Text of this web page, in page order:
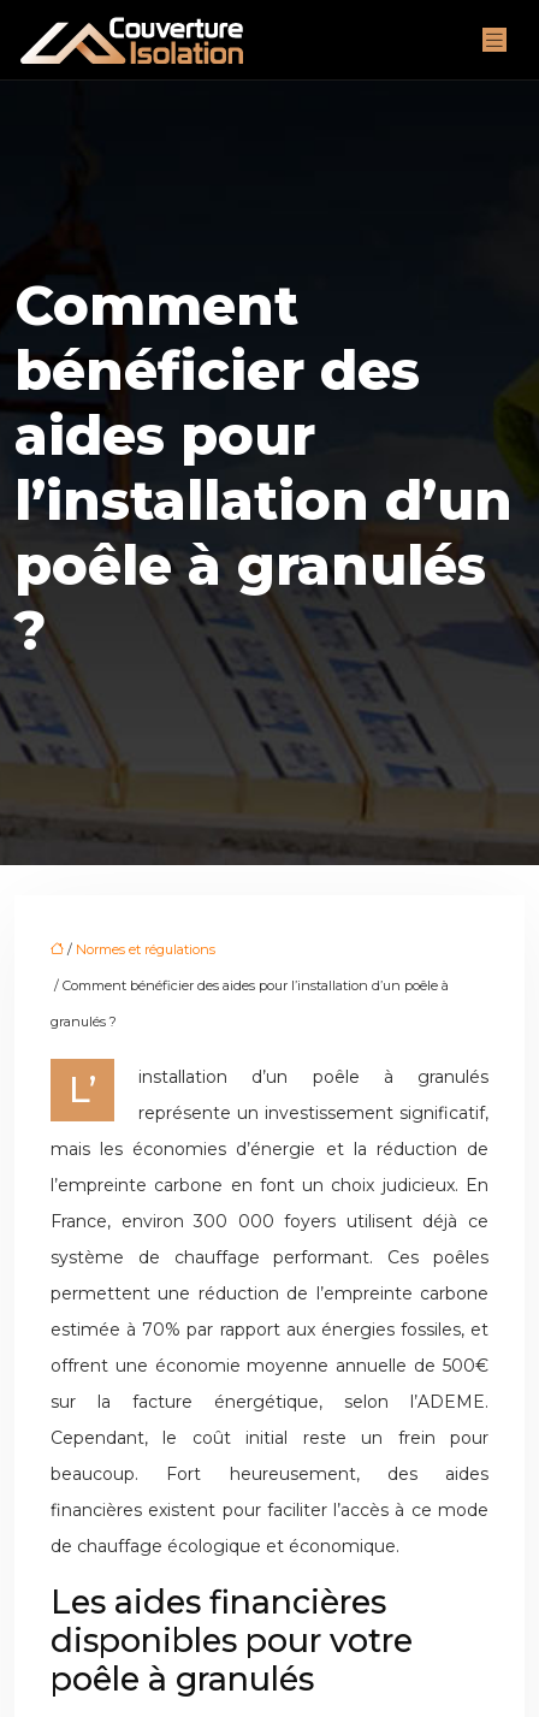
Comment
bénéficier des
aides pour
l’installation d’un
poêle à granulés
?
/ Normes et régulations
/ Comment bénéficier des aides pour l’installation d’un poêle à
granulés ?
L’installation d’un poêle à granulés
représente un investissement significatif,
mais les économies d’énergie et la réduction de
l’empreinte carbone en font un choix judicieux. En
France, environ 300 000 foyers utilisent déjà ce
système de chauffage performant. Ces poêles
permettent une réduction de l’empreinte carbone
estimée à 70% par rapport aux énergies fossiles, et
offrent une économie moyenne annuelle de 500€
sur la facture énergétique, selon l’ADEME.
Cependant, le coût initial reste un frein pour
beaucoup. Fort heureusement, des aides
financières existent pour faciliter l’accès à ce mode
de chauffage écologique et économique.
Les aides financières
disponibles pour votre
poêle à granulés